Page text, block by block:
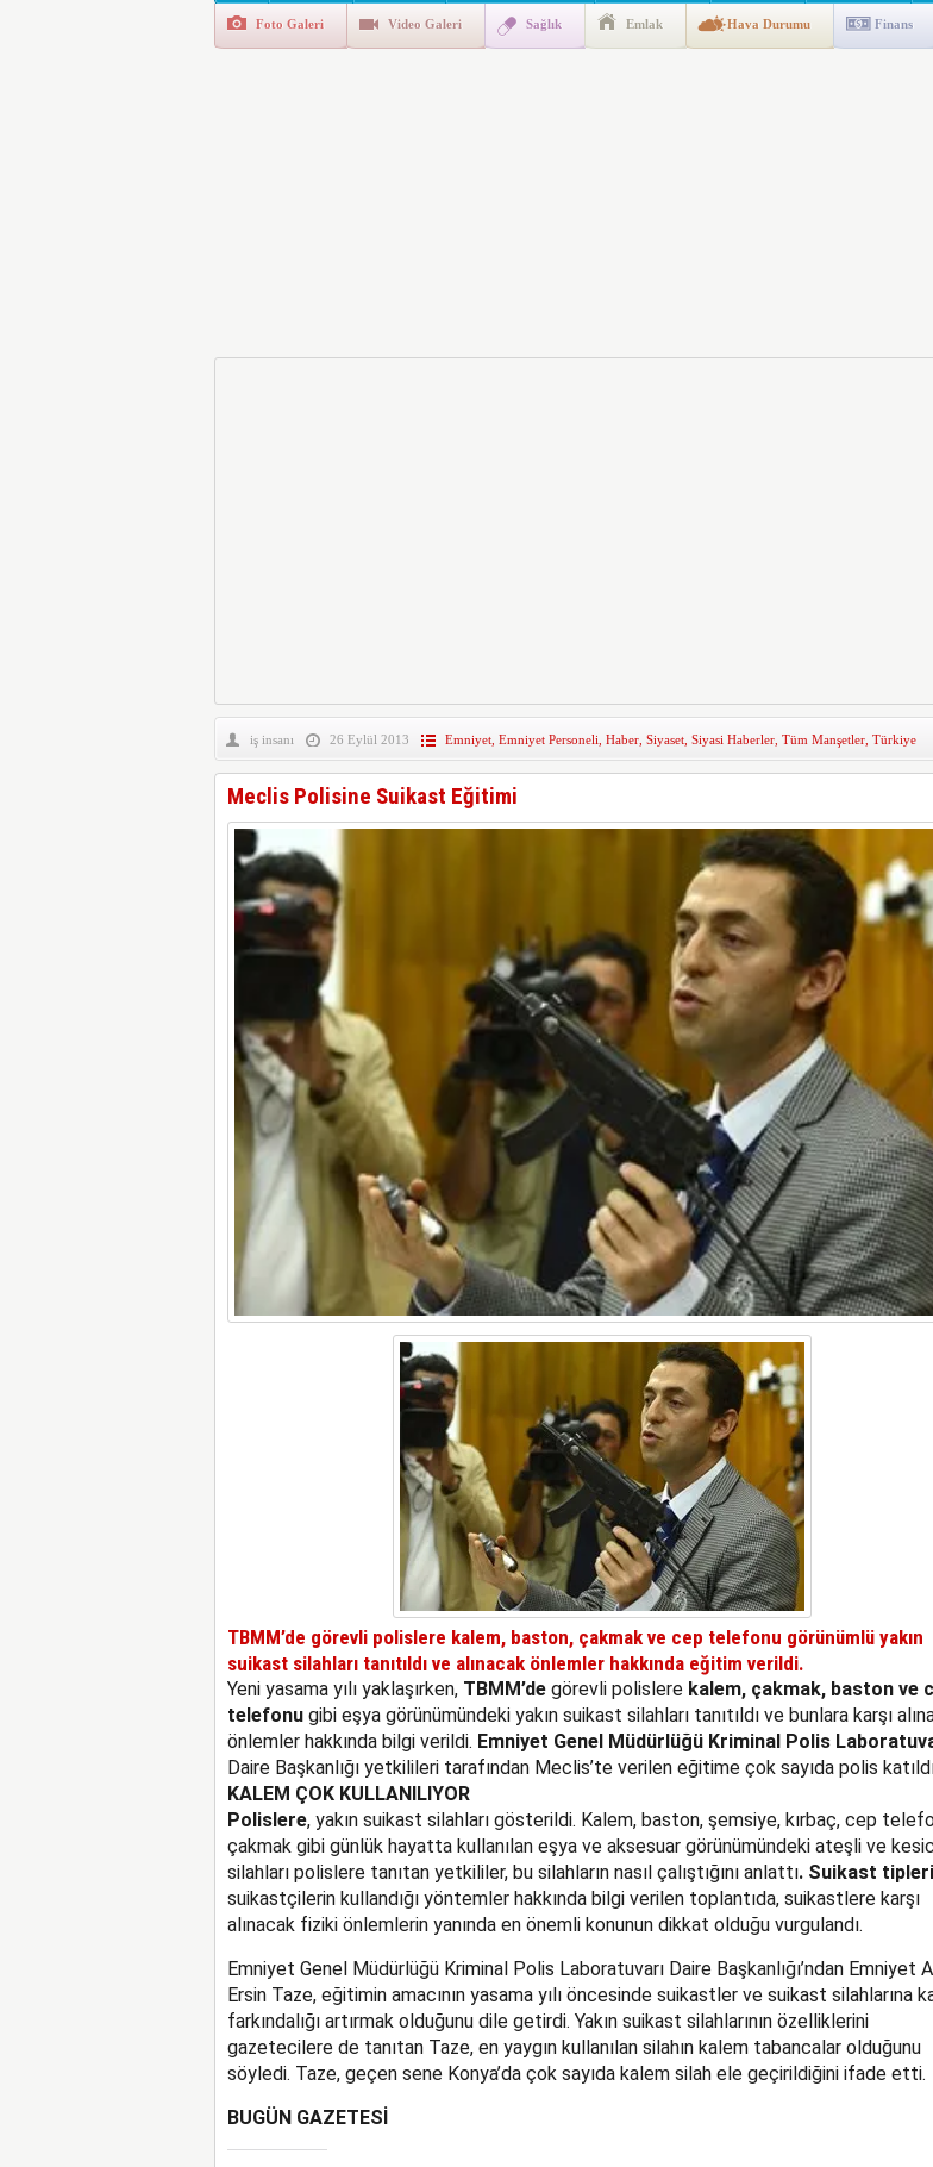
Polis Akademisi İç Güvenlik Fakültesine 350 Öğrenci Alınacak
Foto Galeri Video Galeri Sağlık Emlak Hava Durumu Finans
iş insanı 26 Eylül 2013 Emniyet, Emniyet Personeli Haber, Siyaset, Siyasi Haberler, Tüm Manşetler, Türkiye
Meclis Polisine Suikast Eğitimi
TBMM’de görevli polislere kalem, baston, çakmak ve cep telefonu görünümlü yakın
suikast silahları tanıtıldı ve alınacak önlemler hakkında eğitim verildi.
Yeni yasama yılı yaklaşırken, TBMM’de görevli polislere kalem, çakmak, baston ve
telefonu gibi eşya görünümündeki yakın suikast silahları tanıtıldı ve bunlara karşı
önlemler hakkında bilgi verildi. Emniyet Genel Müdürlüğü Kriminal Polis
Daire Başkanlığı yetkilileri tarafından Meclis’te verilen eğitime çok sayıda polis
KALEM ÇOK KULLANILIYOR
Polislere, yakın suikast silahları gösterildi. Kalem, baston, şemsiye, kırbaç, cep
çakmak gibi günlük hayatta kullanılan eşya ve aksesuar görünümündeki ateşli ve
silahları polislere tanıtan yetkililer, bu silahların nasıl çalıştığını anlattı. Suikast tipleri
suikastçilerin kullandığı yöntemler hakkında bilgi verilen toplantıda, suikastlere karşı
alınacak fiziki önlemlerin yanında en önemli konunun dikkat olduğu vurgulandı.
Emniyet Genel Müdürlüğü Kriminal Polis Laboratuvarı Daire Başkanlığı’ndan Emniyet
Ersin Taze, eğitimin amacının yasama yılı öncesinde suikastler ve suikast silahlarına
farkındalığı artırmak olduğunu dile getirdi. Yakın suikast silahlarının özelliklerini
gazetecilere de tanıtan Taze, en yaygın kullanılan silahın kalem tabancalar olduğunu
söyledi. Taze, geçen sene Konya’da çok sayıda kalem silah ele geçirildiğini ifade etti.
BUGÜN GAZETESİ